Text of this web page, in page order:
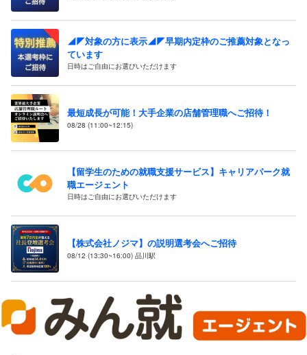
◢◤対象の方に表示◢◤早期内定枠のご推薦対象となっ
ています
日時はご自由にお選びいただけます
最短成長が可能！大手企業の店舗管理職へご招待！
08/28 (11:00~12:15)
【留学生のための就職支援サービス】キャリアパーク就
職エージェント
日時はご自由にお選びいただけます
【株式会社ノジマ】の説明選考会へご招待
08/12 (13:30~16:00) 品川駅